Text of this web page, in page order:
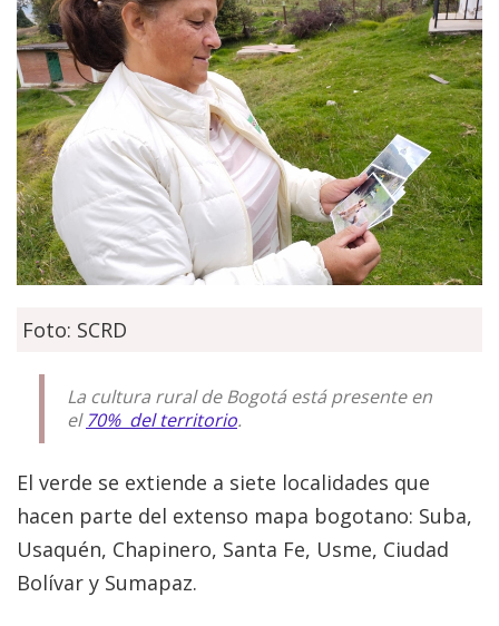
Foto: SCRD
La cultura rural de Bogotá está presente en
el70% del territorio.
El verde se extiende a siete localidades que
hacen parte del extenso mapa bogotano: Suba,
Usaquén, Chapinero, Santa Fe, Usme, Ciudad
Bolívar y Sumapaz.